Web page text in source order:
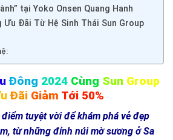
tại Yoko Onsen Quang Hanh
Ưu Đãi Từ Hệ Sinh Thái Sun Group
Đông 2024 Cùng Sun Group
Đãi Giảm Tới 50%
tuyệt vời để khám phá vẻ đẹp
từ những đỉnh núi mờ sương ở Sa